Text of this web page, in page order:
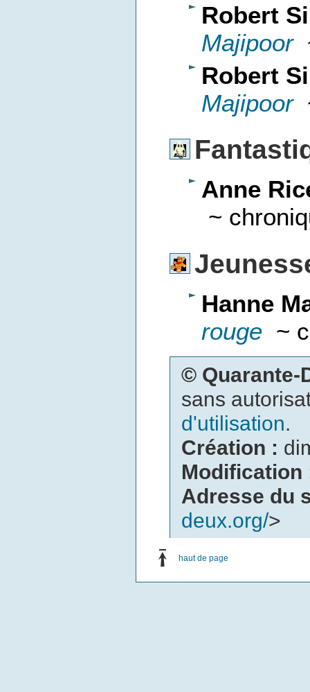
Robert
Majipoor
Robert
Majipoor
Anne
~
Hanne
rouge ~
© Quarante-
sans
d'utilisation.
Création :
Adresse du
deux.org/>
haut de page